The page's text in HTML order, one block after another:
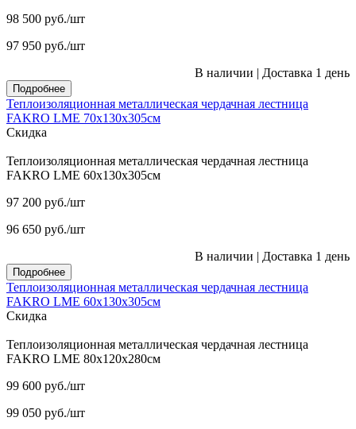
98 500 руб./шт
97 950 руб./шт
В наличии | Доставка 1 день
Подробнее
Теплоизоляционная металлическая чердачная лестница
FAKRO LME 70х130х305см
Скидка
Теплоизоляционная металлическая чердачная лестница
FAKRO LME 60х130х305см
97 200 руб./шт
96 650 руб./шт
В наличии | Доставка 1 день
Подробнее
Теплоизоляционная металлическая чердачная лестница
FAKRO LME 60х130х305см
Скидка
Теплоизоляционная металлическая чердачная лестница
FAKRO LME 80х120х280см
99 600 руб./шт
99 050 руб./шт